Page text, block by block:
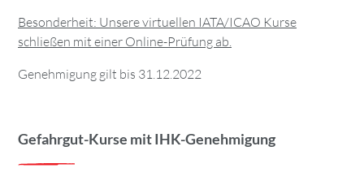
Besonderheit: Unsere virtuellen IATA/ICAO Kurse
schließen mit einer Online-Prüfung ab.
Genehmigung gilt bis 31.12.2022
Gefahrgut-Kurse mit IHK-Genehmigung